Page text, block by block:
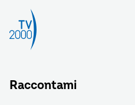
Raccontami